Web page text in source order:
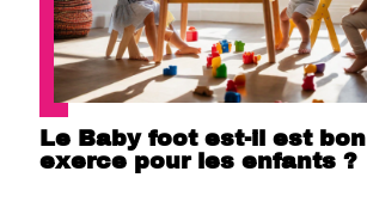
Le Baby foot est-il est bon
exerce pour les enfants ?